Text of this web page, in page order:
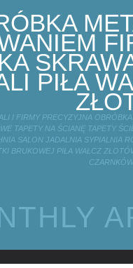
PIŁA
I FIRMY PRECYZYJNA
TAPETY NA ŚCIANĘ TAPETY
SALON JADALNIA SYPIALNIA
BRUKOWEJ PIŁA WAŁCZ